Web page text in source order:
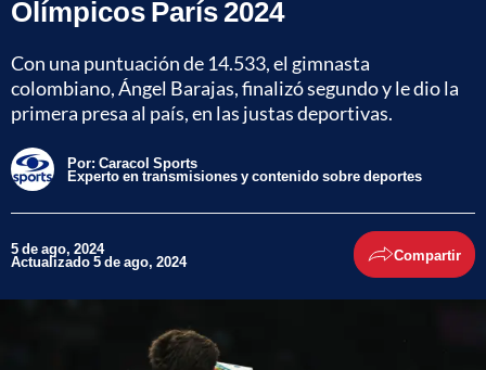
Olímpicos París 2024
Con una puntuación de 14.533, el gimnasta
colombiano, Ángel Barajas, finalizó segundo y le dio la
primera presa al país, en las justas deportivas.
Por: Caracol Sports
Experto en transmisiones y contenido sobre deportes
5 de ago, 2024
Actualizado 5 de ago, 2024 Compartir